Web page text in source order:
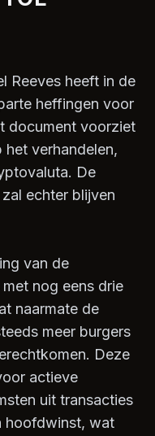
Reeves heeft in de
heffingen voor
document voorziet
het verhandelen,
De
echter blijven
van de
nog eens drie
naarmate de
meer burgers
Deze
actieve
uit transacties
hoofdwinst, wat